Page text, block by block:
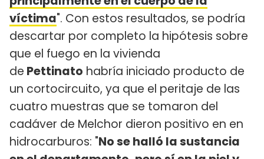
víctima". Con estos resultados, se podría
descartar por completo la hipótesis sobre
que el fuego en la vivienda
de Pettinato habría iniciado producto de
un cortocircuito, ya que el peritaje de las
cuatro muestras que se tomaron del
cadáver de Melchor dieron positivo en en
hidrocarburos: "No se halló la sustancia